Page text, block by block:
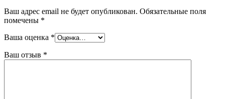
Ваш адрес email не будет опубликован. Обязательные поля
помечены *
Ваша оценка *
Ваш отзыв *